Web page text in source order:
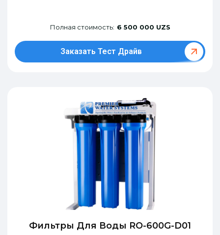
Полная стоимость: 6 500 000 UZS
Заказать Тест Драйв
Фильтры Для Воды RO-600G-D01